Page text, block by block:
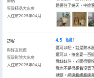
蛋殼精品大床房
入住於2025年04月
是連住了幾天，中途
訪客
與好友旅遊
蛋殼影院大床房
入住於2025年04月
4.5 很好
還可以吧，就是熱水
還可以，按金要一百
我妹妹住，老闆很警
我也不是很想看沒管
就斷，網速超級超級